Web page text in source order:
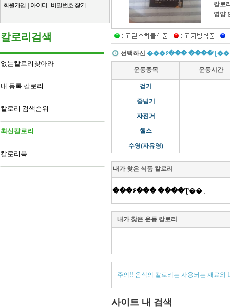
회원가입 아이디 · 비밀번호 찾기
칼로리검색
없는칼로리찾아라
내 등록 칼로리
칼로리 검색순위
최신칼로리
칼로리북
칼로
영양
선택하신 ���۶��� ����Ʈ��
운동종목 운동시간
걷기
줄넘기
자전거
헬스
수영(자유영)
내가 찾은 식품 칼로리
���۶��� ����Ʈ�� ,
내가 찾은 운동 칼로리
주의!! 음식의 칼로리는 사용되는 재료와
사이트 내 검색